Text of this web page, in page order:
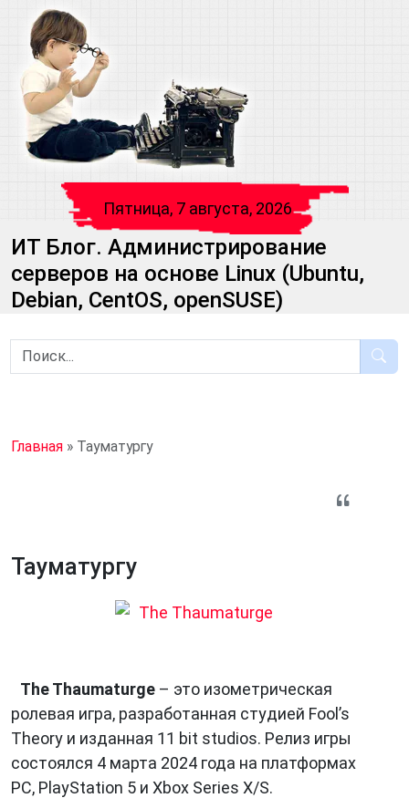
Пятница, 7 августа, 2026
ИТ Блог. Администрирование
серверов на основе Linux (Ubuntu,
Debian, CentOS, openSUSE)
Главная » Тауматургу
Тауматургу
The Thaumaturge – это изометрическая
ролевая игра, разработанная студией Fool’s
Theory и изданная 11 bit studios. Релиз игры
состоялся 4 марта 2024 года на платформах
PC, PlayStation 5 и Xbox Series X/S.